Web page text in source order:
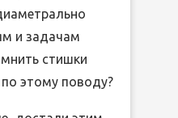
и задачам
стишки
этому поводу?